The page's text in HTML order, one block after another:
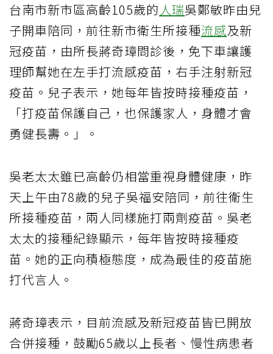
台南市新市區高齡105歲的人瑞吳鄭敏昨由兒
子開車陪同，前往新市衛生所接種流感及新
冠疫苗，由所長蔣奇璋問診後，免下車讓護
理師幫她在左手打流感疫苗，右手注射新冠
疫苗。兒子表示，她每年皆按時接種疫苗，
「打疫苗保護自己，也保護家人，身體才會
勇健長壽。」。
吳老太太雖已高齡仍相當重視身體健康，昨
天上午由78歲的兒子吳福安陪同，前往衛生
所接種疫苗，兩人同樣施打兩劑疫苗。吳老
太太的接種紀錄顯示，每年皆按時接種疫
苗。她的正向積極態度，成為最佳的疫苗施
打代言人。
蔣奇璋表示，目前流感及新冠疫苗皆已開放
合併接種，鼓勵65歲以上長者、慢性病患者